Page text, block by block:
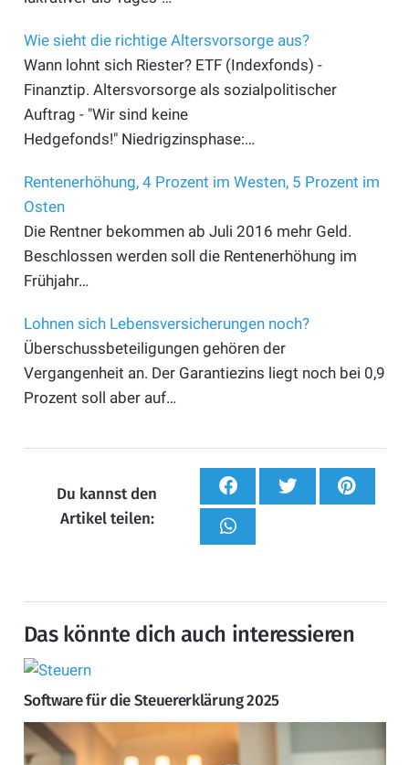
Wie sieht die richtige Altersvorsorge aus?
Wann lohnt sich Riester? ETF (Indexfonds) -
Finanztip. Altersvorsorge als sozialpolitischer
Auftrag - "Wir sind keine
Hedgefonds!" Niedrigzinsphase:…
Rentenerhöhung, 4 Prozent im Westen, 5 Prozent im
Osten
Die Rentner bekommen ab Juli 2016 mehr Geld.
Beschlossen werden soll die Rentenerhöhung im
Frühjahr…
Lohnen sich Lebensversicherungen noch?
Überschussbeteiligungen gehören der
Vergangenheit an. Der Garantiezins liegt noch bei 0,9
Prozent soll aber auf…
Du kannst den
Artikel teilen:
Das könnte dich auch interessieren
Software für die Steuererklärung 2025